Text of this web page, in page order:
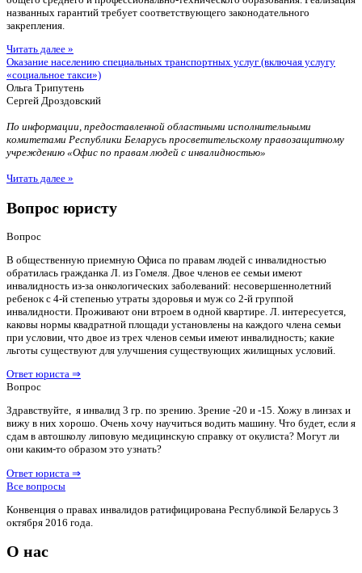
названных гарантий требует соответствующего законодательного
закрепления.
Читать далее »
Оказание населению специальных транспортных услуг (включая услугу
«социальное такси»)
Ольга Трипутень
Сергей Дроздовский
По информации, предоставленной областными исполнительными
комитетами Республики Беларусь просветительскому правозащитному
учреждению «Офис по правам людей с инвалидностью»
Читать далее »
Вопрос юристу
Вопрос
В общественную приемную Офиса по правам людей с инвалидностью
обратилась гражданка Л. из Гомеля. Двое членов ее семьи имеют
инвалидность из-за онкологических заболеваний: несовершеннолетний
ребенок с 4-й степенью утраты здоровья и муж со 2-й группой
инвалидности. Проживают они втроем в одной квартире. Л. интересуется,
каковы нормы квадратной площади установлены на каждого члена семьи
при условии, что двое из трех членов семьи имеют инвалидность; какие
льготы существуют для улучшения существующих жилищных условий.
Ответ юриста ⇒
Вопрос
Здравствуйте, я инвалид 3 гр. по зрению. Зрение -20 и -15. Хожу в линзах и
вижу в них хорошо. Очень хочу научиться водить машину. Что будет, если я
сдам в автошколу липовую медицинскую справку от окулиста? Могут ли
они каким-то образом это узнать?
Ответ юриста ⇒
Все вопросы
Конвенция о правах инвалидов ратифицирована Республикой Беларусь 3
октября 2016 года.
О нас